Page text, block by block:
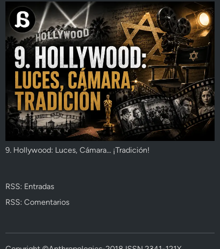
9. Hollywood: Luces, Cámara... ¡Tradición!
RSS: Entradas
RSS: Comentarios